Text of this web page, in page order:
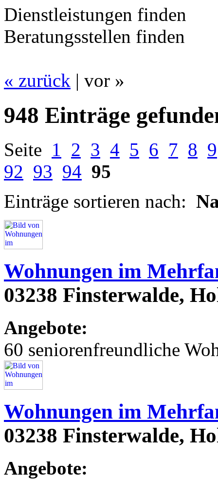
Dienstleistungen finden
Beratungsstellen finden
« zurück | vor »
948 Einträge
Seite 1 2 3 4 5 6 7 8 9
92 93 94 95
Einträge sortieren nach:
Wohnungen im
03238 Finsterwalde,
Angebote:
60 seniorenfreundliche
Wohnungen im
03238 Finsterwalde,
Angebote: